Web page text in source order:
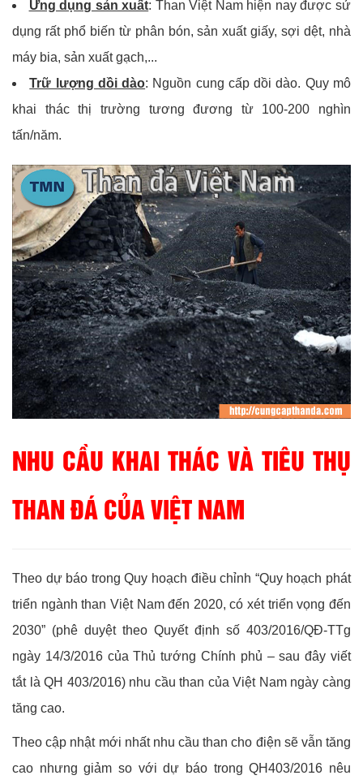
Ứng dụng sản xuất: Than Việt Nam hiện nay được sử
dụng rất phổ biến từ phân bón, sản xuất giấy, sợi dệt, nhà
máy bia, sản xuất gạch,...
Trữ lượng dồi dào: Nguồn cung cấp dồi dào. Quy mô
khai thác thị trường tương đương từ 100-200 nghìn
tấn/năm.
NHU CẦU KHAI THÁC VÀ TIÊU THỤ
THAN ĐÁ CỦA VIỆT NAM
Theo dự báo trong Quy hoạch điều chỉnh “Quy hoạch phát
triển ngành than Việt Nam đến 2020, có xét triển vọng đến
2030” (phê duyệt theo Quyết định số 403/2016/QĐ-TTg
ngày 14/3/2016 của Thủ tướng Chính phủ – sau đây viết
tắt là QH 403/2016) nhu cầu than của Việt Nam ngày càng
tăng cao.
Theo cập nhật mới nhất nhu cầu than cho điện sẽ vẫn tăng
cao nhưng giảm so với dự báo trong QH403/2016 nêu